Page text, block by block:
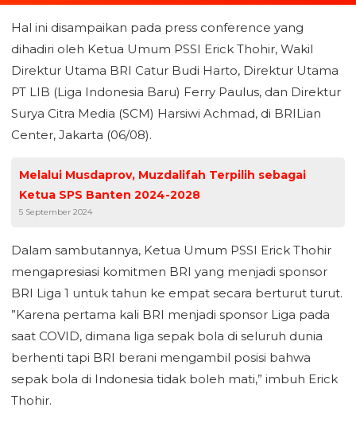
Hal ini disampaikan pada press conference yang
dihadiri oleh Ketua Umum PSSI Erick Thohir, Wakil
Direktur Utama BRI Catur Budi Harto, Direktur Utama
PT LIB (Liga Indonesia Baru) Ferry Paulus, dan Direktur
Surya Citra Media (SCM) Harsiwi Achmad, di BRILian
Center, Jakarta (06/08).
Melalui Musdaprov, Muzdalifah Terpilih sebagai
Ketua SPS Banten 2024-2028
5 September 2024
Dalam sambutannya, Ketua Umum PSSI Erick Thohir
mengapresiasi komitmen BRI yang menjadi sponsor
BRI Liga 1 untuk tahun ke empat secara berturut turut.
”Karena pertama kali BRI menjadi sponsor Liga pada
saat COVID, dimana liga sepak bola di seluruh dunia
berhenti tapi BRI berani mengambil posisi bahwa
sepak bola di Indonesia tidak boleh mati,” imbuh Erick
Thohir.